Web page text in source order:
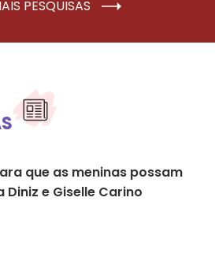
PESQUISAS
que as meninas possam
e Giselle Carino